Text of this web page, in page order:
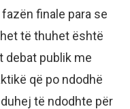
finale para se
të thuhet është
debat publik me
që po ndodhë
të ndodhte për